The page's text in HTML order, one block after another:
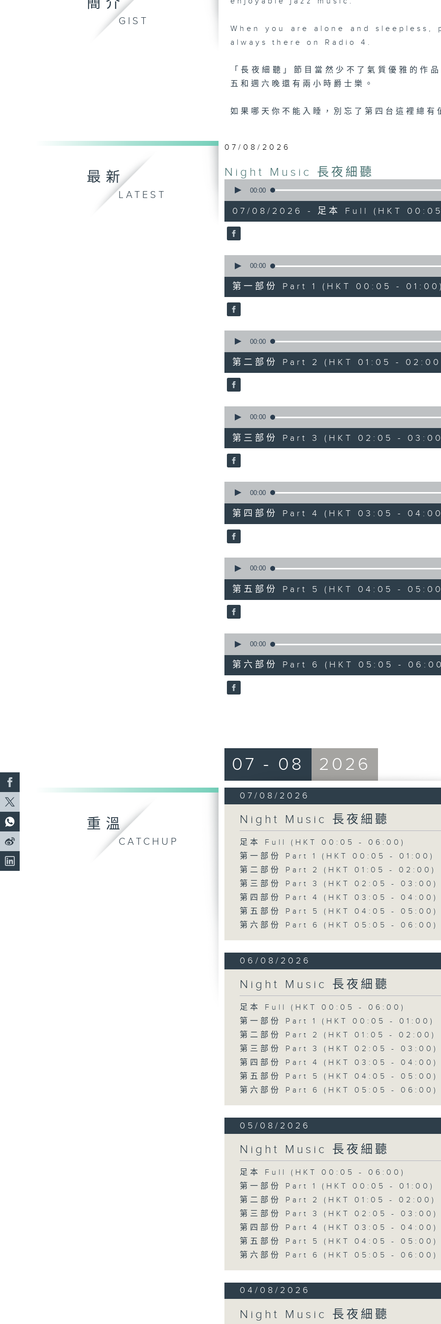
簡介
GIST
When you are alone and sleepless,
always there on Radio 4.
「長夜細聽」節目當然少不了氣質優雅的作
五和週六晚還有兩小時爵士樂。
如果哪天你不能入睡，別忘了第四台這裡總有
最新
LATEST
07/08/2026
Night Music 長夜細聽
seconds
hours,
29
minutes,
59
90%
00:00
07/08/2026 - 足本 Full (HKT
seconds
55
minutes,
0
seconds
90%
00:00
第一部份 Part 1 (HKT 00:05 -
seconds
55
minutes,
10
seconds
90%
00:00
第二部份 Part 2 (HKT 01:05 -
seconds
55
minutes,
10
seconds
90%
00:00
第三部份 Part 3 (HKT 02:05 -
seconds
55
minutes,
10
seconds
90%
00:00
第四部份 Part 4 (HKT 03:05 -
seconds
55
minutes,
9
seconds
90%
00:00
第五部份 Part 5 (HKT 04:05 -
seconds
55
minutes,
9
seconds
90%
00:00
第六部份 Part 6 (HKT 05:05 -
重溫
CATCHUP
07 - 08 2026
07/08/2026
Night Music 長夜細聽
足本 Full (HKT 00:05 - 06:00)
第一部份 Part 1 (HKT 00:05 - 01:00)
第二部份 Part 2 (HKT 01:05 - 02:00)
第三部份 Part 3 (HKT 02:05 - 03:00)
第四部份 Part 4 (HKT 03:05 - 04:00)
第五部份 Part 5 (HKT 04:05 - 05:00)
第六部份 Part 6 (HKT 05:05 - 06:00)
06/08/2026
Night Music 長夜細聽
足本 Full (HKT 00:05 - 06:00)
第一部份 Part 1 (HKT 00:05 - 01:00)
第二部份 Part 2 (HKT 01:05 - 02:00)
第三部份 Part 3 (HKT 02:05 - 03:00)
第四部份 Part 4 (HKT 03:05 - 04:00)
第五部份 Part 5 (HKT 04:05 - 05:00)
第六部份 Part 6 (HKT 05:05 - 06:00)
05/08/2026
Night Music 長夜細聽
足本 Full (HKT 00:05 - 06:00)
第一部份 Part 1 (HKT 00:05 - 01:00)
第二部份 Part 2 (HKT 01:05 - 02:00)
第三部份 Part 3 (HKT 02:05 - 03:00)
第四部份 Part 4 (HKT 03:05 - 04:00)
第五部份 Part 5 (HKT 04:05 - 05:00)
第六部份 Part 6 (HKT 05:05 - 06:00)
04/08/2026
Night Music 長夜細聽